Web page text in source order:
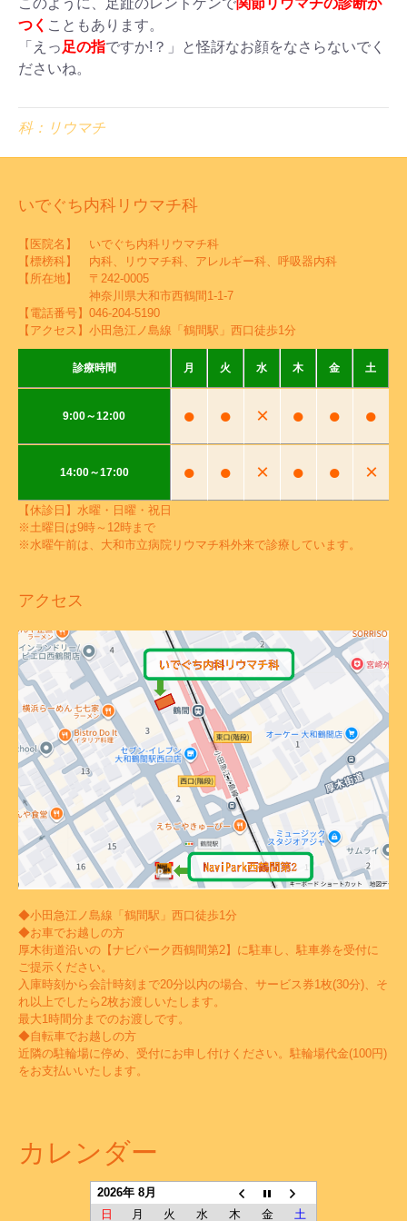
このように、足趾のレントゲンで関節リウマチの診断が
つく こともあります。
「えっ 足の指ですか!？」と怪訝なお顔をなさらないでく
ださいね。
科：リウマチ
いでぐち内科リウマチ科
【医院名】 いでぐち内科リウマチ科
【標榜科】 内科、リウマチ科、アレルギー科、呼吸器内科
【所在地】 〒242-0005
神奈川県大和市西鶴間1-1-7
【電話番号】 046-204-5190
【アクセス】小田急江ノ島線「鶴間駅」西口徒歩1分
診療時間 月 火 水 木 金 土
9:00～12:00 ● ● × ● ● ●
14:00～17:00 ● ● × ● ● ×
【休診日】水曜・日曜・祝日
※土曜日は9時～12時まで
※水曜午前は、大和市立病院リウマチ科外来で診療しています。
アクセス
◆小田急江ノ島線「鶴間駅」西口徒歩1分
◆お車でお越しの方
厚木街道沿いの【ナビパーク西鶴間第2】に駐車し、駐車券を受付に
ご提示ください。
入庫時刻から会計時刻まで20分以内の場合、サービス券1枚(30分)、そ
れ以上でしたら2枚お渡しいたします。
最大1時間分までのお渡しです。
◆自転車でお越しの方
近隣の駐輪場に停め、受付にお申し付けください。駐輪場代金(100円)
をお支払いいたします。
カレンダー
2026年 8月
日
月 火 水 木 金 土